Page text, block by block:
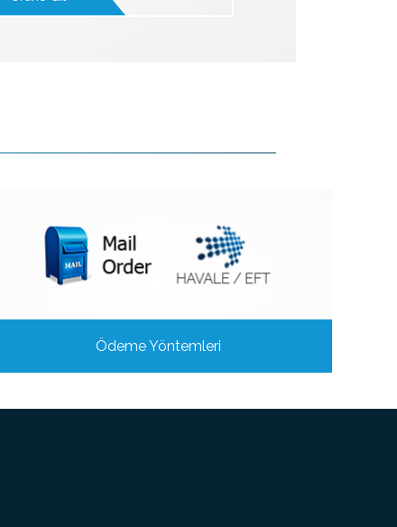
Ödeme Yöntemleri